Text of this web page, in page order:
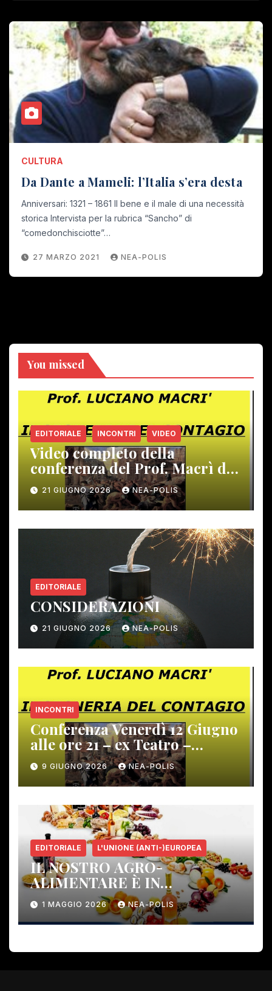
CULTURA
Da Dante a Mameli: l’Italia s’era desta
Anniversari: 1321 – 1861 Il bene e il male di una necessità
storica Intervista per la rubrica “Sancho” di
“comedonchisciotte”…
27 MARZO 2021 NEA-POLIS
You missed
EDITORIALE INCONTRI VIDEO
Video completo della
conferenza del Prof. Macrì del
12 giugno scorso
21 GIUGNO 2026 NEA-POLIS
EDITORIALE
CONSIDERAZIONI
21 GIUGNO 2026 NEA-POLIS
INCONTRI
Conferenza Venerdì 12 Giugno
alle ore 21 – ex Teatro –
Gambassi Terme –
9 GIUGNO 2026 NEA-POLIS
EDITORIALE L'UNIONE (ANTI-)EUROPEA
IL NOSTRO AGRO-
ALIMENTARE È IN
PERICOLO!
1 MAGGIO 2026 NEA-POLIS